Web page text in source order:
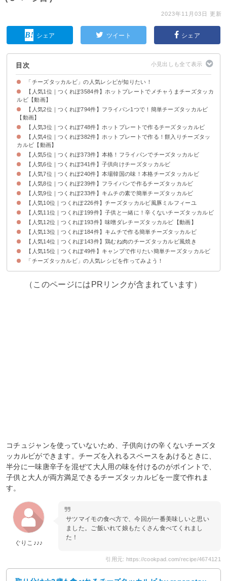
2023年11月03日 更新
シェア ツイート シェア
目次
「チーズタッカルビ」の人気レシピが知りたい！
【人気1位｜つくれぽ3584件】ホットプレートでメチャうまチーズタッカ
ルビ【動画】
【人気2位｜つくれぽ794件】フライパン1つで！簡単チーズタッカルビ
【動画】
【人気3位｜つくれぽ748件】ホットプレートで作るチーズタッカルビ
【人気4位｜つくれぽ382件】ホットプレートで作る！餅入りチーズタッ
カルビ【動画】
【人気5位｜つくれぽ373件】本格！フライパンでチーズタッカルビ
【人気6位｜つくれぽ341件】子供向けチーズタッカルビ
【人気7位｜つくれぽ240件】本場韓国の味！本格チーズタッカルビ
【人気8位｜つくれぽ239件】フライパンで作るチーズタッカルビ
【人気9位｜つくれぽ233件】キムチの素で簡単チーズタッカルビ
【人気10位｜つくれぽ226件】チーズタッカルビ風豚ミルフィーユ
【人気11位｜つくれぽ199件】子供と一緒に！辛くないチーズタッカルビ
【人気12位｜つくれぽ193件】味噌ダレチーズタッカルビ【動画】
【人気13位｜つくれぽ184件】キムチで作る簡単チーズタッカルビ
【人気14位｜つくれぽ143件】鶏むね肉のチーズタッカルビ風焼き
【人気15位｜つくれぽ49件】キャンプで作りたい簡単チーズタッカルビ
「チーズタッカルビ」の人気レシピを作ってみよう！
（このページにはPRリンクが含まれています）
コチュジャンを使っていないため、子供向けの辛くないチーズタ
ッカルビができます。チーズを入れるスペースをあけるときに、
半分に一味唐辛子を混ぜて大人用の味を付けるのがポイントで、
子供と大人が両方満足できるチーズタッカルビを一度で作れま
す。
ぐりこ♪♪♪
サツマイモの食べ方で、今回が一番美味しいと思い
ました。ご飯いれて娘もたくさん食べてくれまし
た！
引用元: https://cookpad.com/recipe/4674121